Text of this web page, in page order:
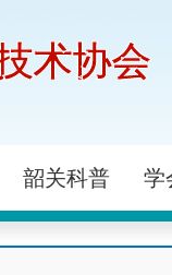
术协会
韶关科普 学